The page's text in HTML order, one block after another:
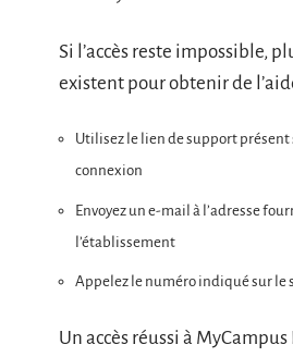
Si l’accès reste impossible,
existent pour obtenir de
Utilisez le lien de support présent
connexion
Envoyez un e-mail à l’adresse
l’établissement
Appelez le numéro indiqué sur le
Un accès réussi à MyCampus